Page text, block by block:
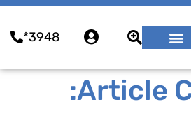
3948*
Article